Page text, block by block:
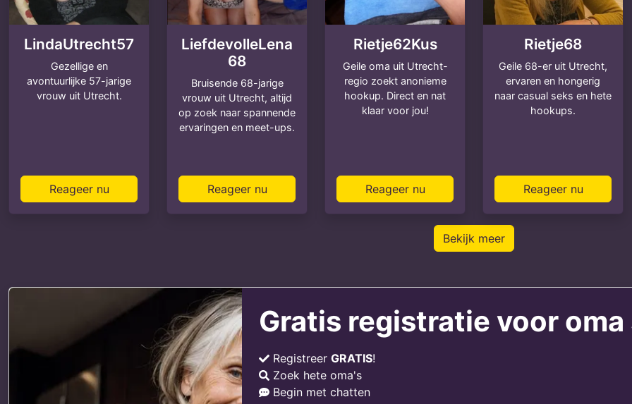
LindaUtrecht57
Gezellige en
avontuurlijke 57-jarige
vrouw uit Utrecht.
Reageer nu
LiefdevolleLena
68
Bruisende 68-jarige
vrouw uit Utrecht, altijd
op zoek naar spannende
ervaringen en meet-ups.
Reageer nu
Rietje62Kus
Geile oma uit Utrecht-
regio zoekt anonieme
hookup. Direct en nat
klaar voor jou!
Reageer nu
Rietje68
Geile 68-er uit Utrecht,
ervaren en hongerig
naar casual seks en hete
hookups.
Reageer nu
Bekijk meer
Gratis registratie voor
Registreer GRATIS!
Zoek hete oma's
Begin met chatten